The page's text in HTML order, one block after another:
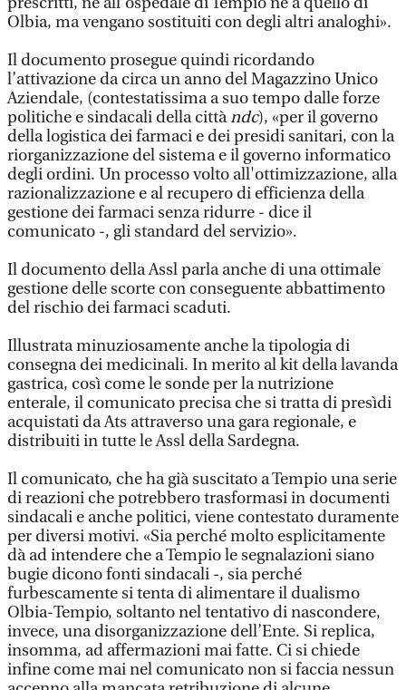
Olbia, ma vengano sostituiti con degli altri analoghi».
Il documento prosegue quindi ricordando
l’attivazione da circa un anno del Magazzino Unico
Aziendale, (contestatissima a suo tempo dalle forze
politiche e sindacali della cittàndc), «per il governo
della logistica dei farmaci e dei presidi sanitari, con la
riorganizzazione del sistema e il governo informatico
degli ordini. Un processo volto all'ottimizzazione, alla
razionalizzazione e al recupero di efficienza della
gestione dei farmaci senza ridurre - dice il
comunicato -, gli standard del servizio».
Il documento della Assl parla anche di una ottimale
gestione delle scorte con conseguente abbattimento
del rischio dei farmaci scaduti.
Illustrata minuziosamente anche la tipologia di
consegna dei medicinali. In merito al kit della lavanda
gastrica, così come le sonde per la nutrizione
enterale, il comunicato precisa che si tratta di presìdi
acquistati da Ats attraverso una gara regionale, e
distribuiti in tutte le Assl della Sardegna.
Il comunicato, che ha già suscitato a Tempio una serie
di reazioni che potrebbero trasformasi in documenti
sindacali e anche politici, viene contestato duramente
per diversi motivi. «Sia perché molto esplicitamente
dà ad intendere che a Tempio le segnalazioni siano
bugie dicono fonti sindacali -, sia perché
furbescamente si tenta di alimentare il dualismo
Olbia-Tempio, soltanto nel tentativo di nascondere,
invece, una disorganizzazione dell’Ente. Si replica,
insomma, ad affermazioni mai fatte. Ci si chiede
infine come mai nel comunicato non si faccia nessun